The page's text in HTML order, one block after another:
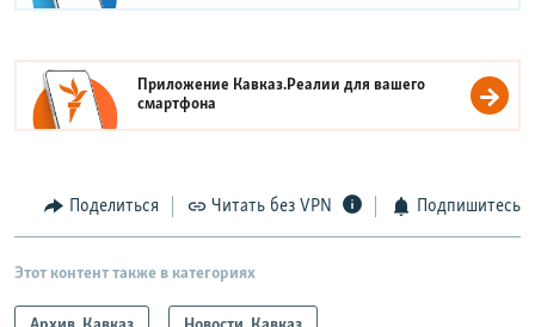
Приложение Кавказ.Реалии для вашего
смартфона
Поделиться Читать без VPN Подпишитесь
Этот контент также в категориях